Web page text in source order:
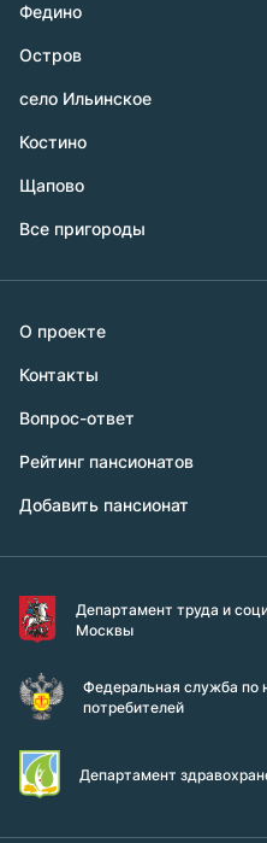
Федино
Остров
село Ильинское
Костино
Щапово
Все пригороды
О проекте
Контакты
Вопрос-ответ
Рейтинг пансионатов
Добавить пансионат
Департамент труда и
Москвы
Федеральная служба по
потребителей
Департамент